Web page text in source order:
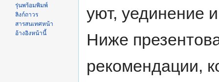
уют, уединение
Ниже
рекомендации,
รุ่นพร้อมพิมพ์
ลิงก์ถาวร
สารสนเทศหน้า
อ้างอิงหน้านี้